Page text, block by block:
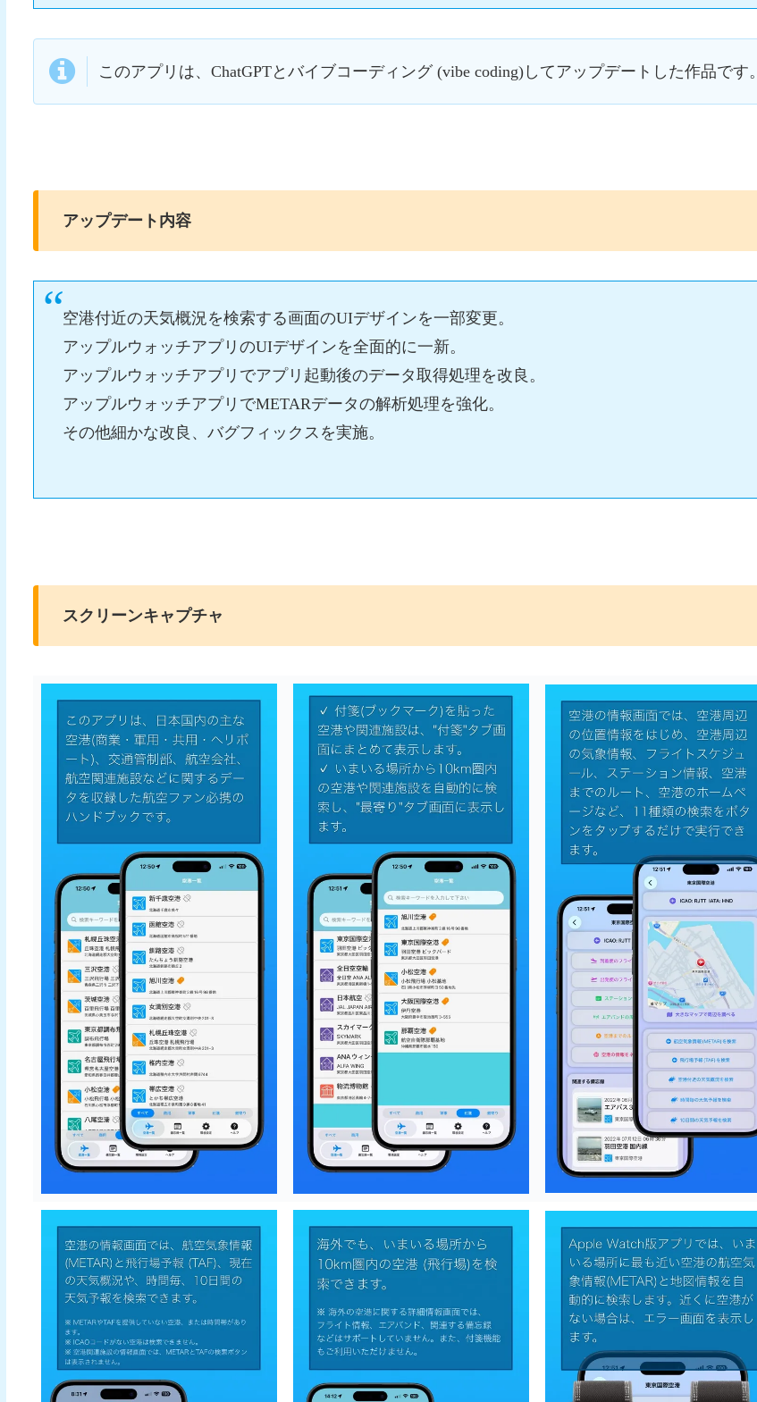
このアプリは、ChatGPTとバイブコーディング (vibe coding)してアップデートした作品です。
アップデート内容
空港付近の天気概況を検索する画面のUIデザインを一部変更。
アップルウォッチアプリのUIデザインを全面的に一新。
アップルウォッチアプリでアプリ起動後のデータ取得処理を改良。
アップルウォッチアプリでMETARデータの解析処理を強化。
その他細かな改良、バグフィックスを実施。
スクリーンキャプチャ